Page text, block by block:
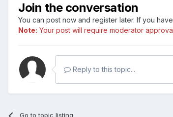
Join the conversation
You can post now and register later. If you
Note: Your post will require moderator
Reply to this topic...
Go to topic listing